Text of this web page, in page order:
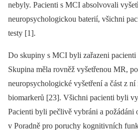
nebyly. Pacienti s MCI absolvovali
neuropsychologickou baterií, všichni
testy [1].
Do skupiny s MCI byli zařazeni
Skupina měla rovněž vyšetřenou MR,
neuropsychologické vyšetření a část z
biomarkerů [23]. Všichni pacienti byli
Pacienti byli pečlivě vybráni a požádáni
v Poradně pro poruchy kognitivních